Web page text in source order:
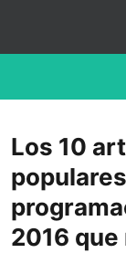
Los 10
2016 que